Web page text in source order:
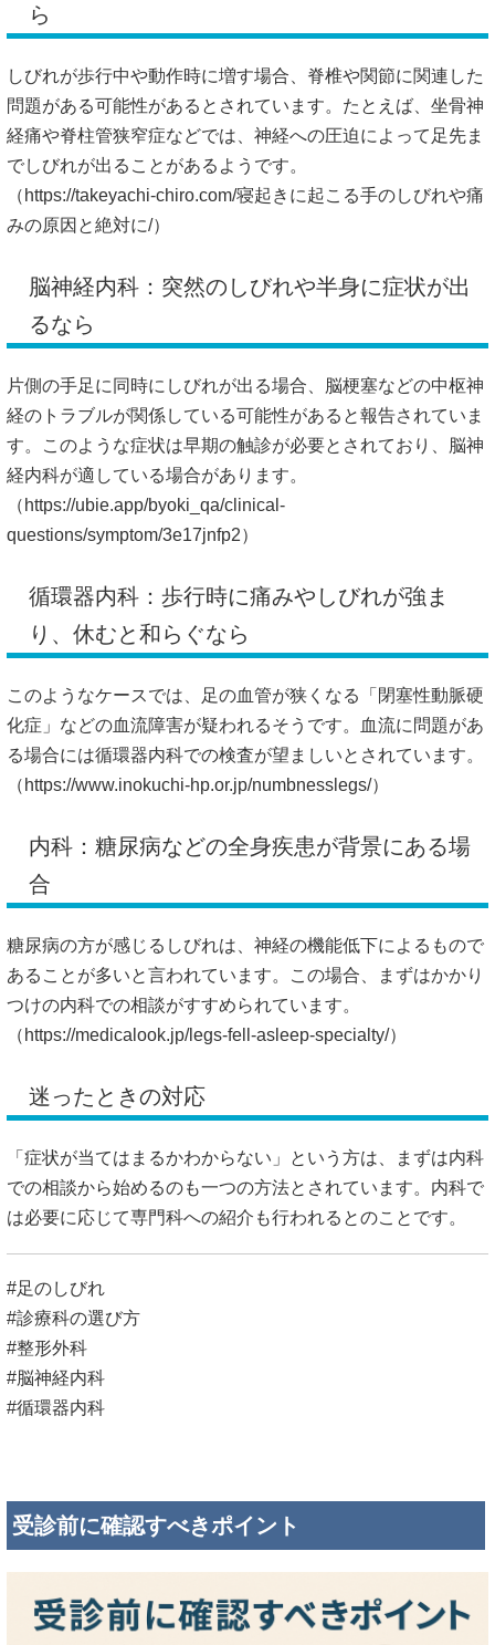
ら
しびれが歩行中や動作時に増す場合、脊椎や関節に関連した
問題がある可能性があるとされています。たとえば、坐骨神
経痛や脊柱管狭窄症などでは、神経への圧迫によって足先ま
でしびれが出ることがあるようです。
（ https://takeyachi-chiro.com/寝起きに起こる手のしびれや痛
みの原因と絶対に/）
脳神経内科：突然のしびれや半身に症状が出
るなら
片側の手足に同時にしびれが出る場合、脳梗塞などの中枢神
経のトラブルが関係している可能性があると報告されていま
す。このような症状は早期の触診が必要とされており、脳神
経内科が適している場合があります。
（ https://ubie.app/byoki_qa/clinical-
questions/symptom/3e17jnfp2）
循環器内科：歩行時に痛みやしびれが強ま
り、休むと和らぐなら
このようなケースでは、足の血管が狭くなる「閉塞性動脈硬
化症」などの血流障害が疑われるそうです。血流に問題があ
る場合には循環器内科での検査が望ましいとされています。
（ https://www.inokuchi-hp.or.jp/numbnesslegs/）
内科：糖尿病などの全身疾患が背景にある場
合
糖尿病の方が感じるしびれは、神経の機能低下によるもので
あることが多いと言われています。この場合、まずはかかり
つけの内科での相談がすすめられています。
（ https://medicalook.jp/legs-fell-asleep-specialty/）
迷ったときの対応
「症状が当てはまるかわからない」という方は、まずは内科
での相談から始めるのも一つの方法とされています。内科で
は必要に応じて専門科への紹介も行われるとのことです。
#足のしびれ
#診療科の選び方
#整形外科
#脳神経内科
#循環器内科
受診前に確認すべきポイント